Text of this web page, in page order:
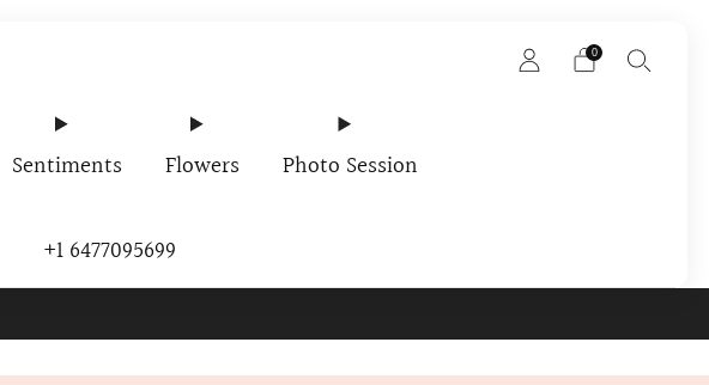
Sentiments Flowers Photo Session
+1 6477095699
0